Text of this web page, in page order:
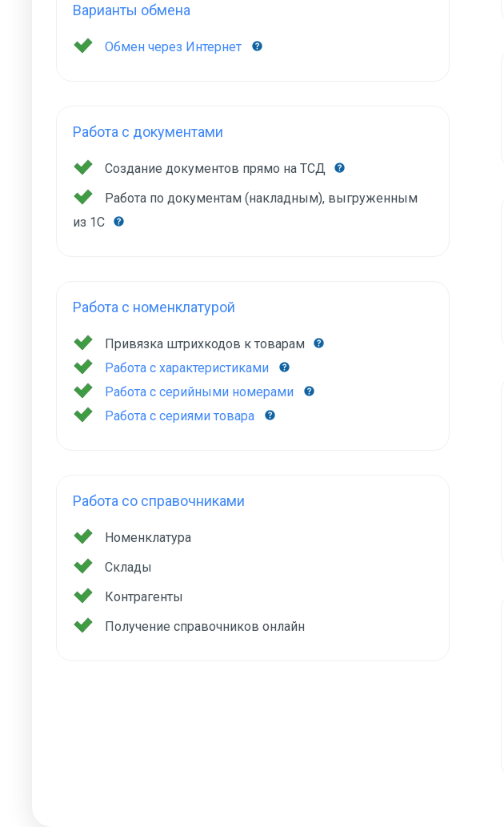
Варианты обмена
Обмен через Интернет
Работа с документами
Создание документов прямо на ТСД
Работа по документам (накладным), выгруженным
из 1С
Работа с номенклатурой
Привязка штрихкодов к товарам
Работа с характеристиками
Работа с серийными номерами
Работа с сериями товара
Работа со справочниками
Номенклатура
Склады
Контрагенты
Получение справочников онлайн